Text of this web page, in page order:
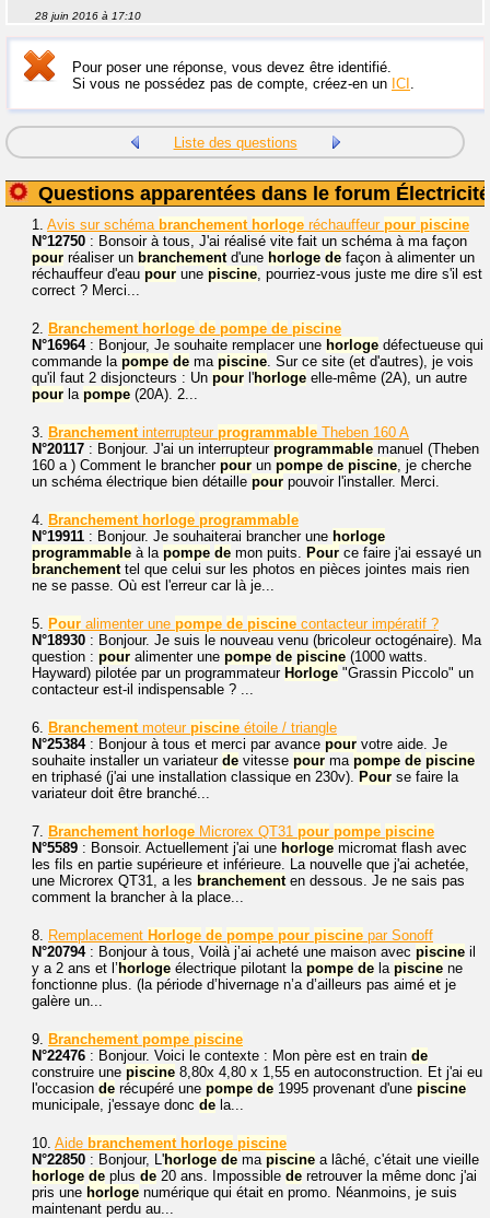
28 juin 2016 à 17:10
Pour poser une réponse, vous devez être identifié.
Si vous ne possédez pas de compte, créez-en un ICI .
Liste des questions
Questions apparentées dans le forum Électricité
1. Avis sur schéma branchement horloge réchauffeur pour piscine
N°12750 : Bonsoir à tous, J'ai réalisé vite fait un schéma à ma façon
pour réaliser un branchementd'une horloge de façon à alimenter un
réchauffeur d'eau pour une piscine, pourriez-vous juste me dire s'il est
correct ? Merci...
2. Branchement horloge de pompe de piscine
N°16964: Bonjour, Je souhaite remplacer une horloge défectueuse qui
commande la pompe de ma piscine. Sur ce site (et d'autres), je vois
qu'il faut 2 disjoncteurs : Un pour l'horloge elle-même (2A), un autre
pour la pompe (20A). 2...
3. Branchementinterrupteur programmable Theben 160 A
N°20117 : Bonjour. J'ai un interrupteur programmable manuel (Theben
160 a ) Comment le brancher pour un pompe de piscine, je cherche
un schéma électrique bien détaille pour pouvoir l'installer. Merci.
4. Branchement horloge programmable
N°19911 : Bonjour. Je souhaiterai brancher une horloge
programmable à la pompe de mon puits. Pour ce faire j'ai essayé un
branchementtel que celui sur les photos en pièces jointes mais rien
ne se passe. Où est l'erreur car là je...
5. Pour alimenter une pompe de piscine contacteur impératif ?
N°18930 : Bonjour. Je suis le nouveau venu (bricoleur octogénaire). Ma
question : pour alimenter une pompe de piscine (1000 watts.
Hayward) pilotée par un programmateur Horloge "Grassin Piccolo" un
contacteur est-il indispensable ? ...
6. Branchementmoteur piscine étoile / triangle
N°25384: Bonjour à tous et merci par avance pour votre aide. Je
souhaite installer un variateur de vitesse pour ma pompe de piscine
en triphasé (j'ai une installation classique en 230v). Pour se faire la
variateur doit être branché...
7. Branchement horloge Microrex QT31 pour pompe piscine
N°5589 : Bonsoir. Actuellement j'ai une horloge micromat flash avec
les fils en partie supérieure et inférieure. La nouvelle que j'ai achetée,
une Microrex QT31, a les branchementen dessous. Je ne sais pas
comment la brancher à la place...
8. Remplacement Horloge de pompe pour piscine par Sonoff
N°20794: Bonjour à tous, Voilà j’ai acheté une maison avec piscine il
y a 2 ans et l’ horloge électrique pilotant la pompe de la piscine ne
fonctionne plus. (la période d’hivernage n’a d’ailleurs pas aimé et je
galère un...
9. Branchement pompe piscine
N°22476 : Bonjour. Voici le contexte : Mon père est en train de
construire une piscine 8,80x 4,80 x 1,55 en autoconstruction. Et j'ai eu
l'occasion de récupéré une pompe de 1995 provenant d'une piscine
municipale, j'essaye donc de la...
10. Aide branchement horloge piscine
N°22850 : Bonjour, L'horloge de ma piscine a lâché, c'était une vieille
horloge de plus de 20 ans. Impossible de retrouver la même donc j'ai
pris une horloge numérique qui était en promo. Néanmoins, je suis
maintenant perdu au...